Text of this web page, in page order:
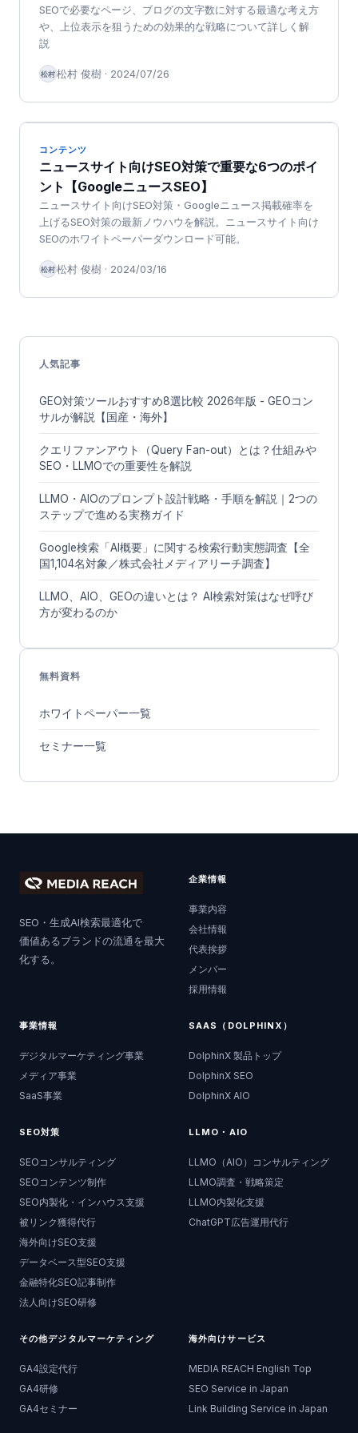
SEOで必要なページ、ブログの文字数に対する最適な考え方
や、上位表示を狙うための効果的な戦略について詳しく解
説
松村松村 俊樹 · 2024/07/26
コンテンツ
ニュースサイト向けSEO対策で重要な6つのポイ
ント【GoogleニュースSEO】
ニュースサイト向けSEO対策・Googleニュース掲載確率を
上げるSEO対策の最新ノウハウを解説。ニュースサイト向け
SEOのホワイトペーパーダウンロード可能。
松村松村 俊樹 · 2024/03/16
人気記事
GEO対策ツールおすすめ8選比較 2026年版 - GEOコン
サルが解説【国産・海外】
クエリファンアウト（Query Fan-out）とは？仕組みや
SEO・LLMOでの重要性を解説
LLMO・AIOのプロンプト設計戦略・手順を解説｜2つの
ステップで進める実務ガイド
Google検索「AI概要」に関する検索行動実態調査【全
国1,104名対象／株式会社メディアリーチ調査】
LLMO、AIO、GEOの違いとは？ AI検索対策はなぜ呼び
方が変わるのか
無料資料
ホワイトペーパー一覧
セミナー一覧
SEO・生成AI検索最適化で
価値あるブランドの流通を最大
化する。
企業情報
事業内容
会社情報
代表挨拶
メンバー
採用情報
事業情報
デジタルマーケティング事業
メディア事業
SaaS事業
SAAS（DOLPHINX）
DolphinX 製品トップ
DolphinX SEO
DolphinX AIO
SEO対策
SEOコンサルティング
SEOコンテンツ制作
SEO内製化・インハウス支援
被リンク獲得代行
海外向けSEO支援
データベース型SEO支援
金融特化SEO記事制作
法人向けSEO研修
LLMO・AIO
LLMO（AIO）コンサルティング
LLMO調査・戦略策定
LLMO内製化支援
ChatGPT広告運用代行
その他デジタルマーケティング
GA4設定代行
GA4研修
GA4セミナー
海外向けサービス
MEDIA REACH English Top
SEO Service in Japan
Link Building Service in Japan